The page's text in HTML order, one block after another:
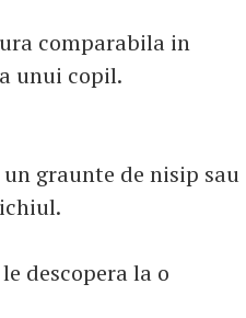
comparabila in
unui copil.
graunte de nisip sau
descopera la o